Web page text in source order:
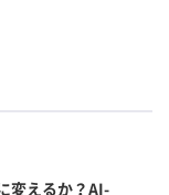
変えるか？AI-